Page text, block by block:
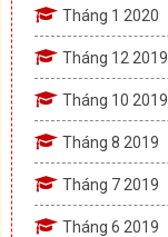
Tháng 1 2020
Tháng 12 2019
Tháng 10 2019
Tháng 8 2019
Tháng 7 2019
Tháng 6 2019